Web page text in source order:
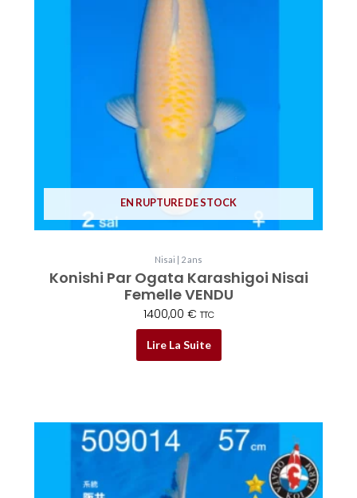
EN RUPTURE DE STOCK
Nisai | 2 ans
Konishi Par Ogata Karashigoi Nisai
Femelle VENDU
1400,00 € TTC
Lire La Suite